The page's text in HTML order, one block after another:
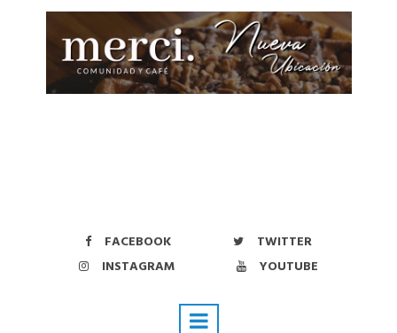
FACEBOOK
TWITTER
INSTAGRAM
YOUTUBE